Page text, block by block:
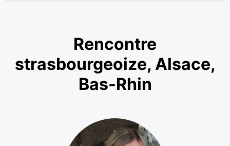
Rencontre
strasbourgeoize, Alsace,
Bas-Rhin